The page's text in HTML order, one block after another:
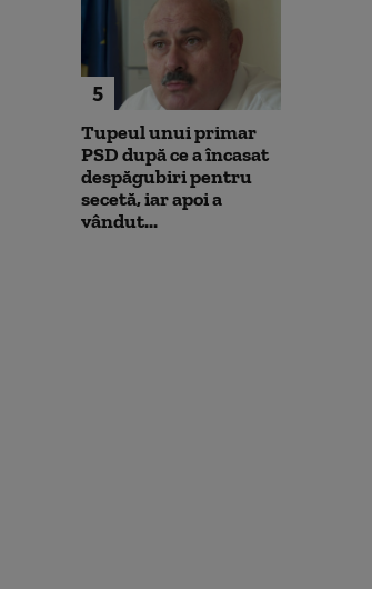
5
Tupeul unui primar
PSD după ce a încasat
despăgubiri pentru
secetă, iar apoi a
vândut...